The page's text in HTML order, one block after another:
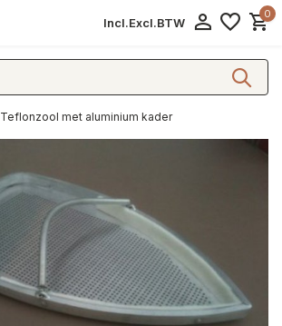
Incl.Excl.BTW
0
Teflonzool met aluminium kader